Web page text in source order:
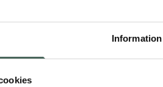
Information
radikaler. Huden blir
snabbt in i huden vid
både på
eller efter
även blandas
gör